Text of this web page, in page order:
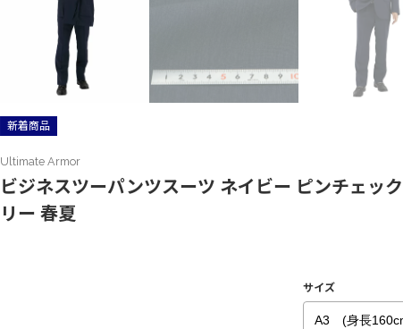
新着商品
Ultimate Armor
ビジネスツーパンツスーツ ネイビー ピンチェッ
リー 春夏
サイズ